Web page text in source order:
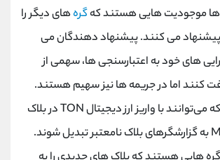
موجودیت هایی هستند کهگرههای دیگر را
پیشنهاد می کنند. پیشنهاد دهندگان می
های خود به اعتبارسنجی ها، سهمی از
کنند اما در جریمه ها نیز سهیم هستند.
با واریز ارز دیجیتالTONدر بلاک
به گزارشگرهای بلاک نامعتبر تبدیل شوند.